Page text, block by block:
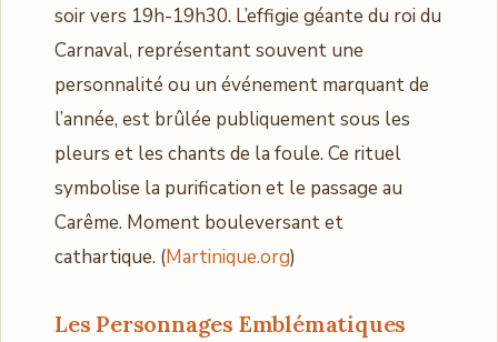
soir vers 19h-19h30. L’effigie géante du roi du
Carnaval, représentant souvent une
personnalité ou un événement marquant de
l’année, est brûlée publiquement sous les
pleurs et les chants de la foule. Ce rituel
symbolise la purification et le passage au
Carême. Moment bouleversant et
cathartique. (Martinique.org)
Les Personnages Emblématiques